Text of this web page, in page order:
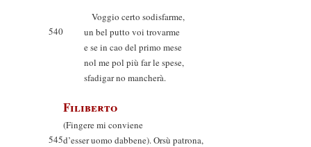
Voggio certo sodisfarme,
540
un bel putto voi trovarme
e se in cao del primo mese
nol me pol più far le spese,
sfadigar no mancherà.
Filiberto
(Fingere mi conviene
545d’esser uomo dabbene). Orsù patrona,